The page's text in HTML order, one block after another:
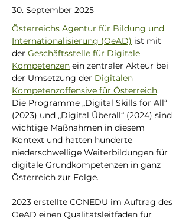
30. September 2025
Österreichs Agentur für Bildung und
Internationalisierung (OeAD) ist mit
der Geschäftsstelle für Digitale
Kompetenzen ein zentraler Akteur bei
der Umsetzung der Digitalen
Kompetenzoffensive für Österreich.
Die Programme „Digital Skills for All“
(2023) und „Digital Überall“ (2024) sind
wichtige Maßnahmen in diesem
Kontext und hatten hunderte
niederschwellige Weiterbildungen für
digitale Grundkompetenzen in ganz
Österreich zur Folge.
2023 erstellte CONEDU im Auftrag des
OeAD einen Qualitätsleitfaden für